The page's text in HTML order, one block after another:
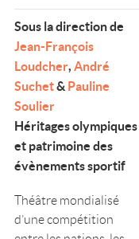
Sous la direction de
Jean-François
Loudcher, André
Suchet& Pauline
Soulier
Héritages olympiques
et patrimoine des
évènements sportif
Théâtre mondialisé
d’une compétition